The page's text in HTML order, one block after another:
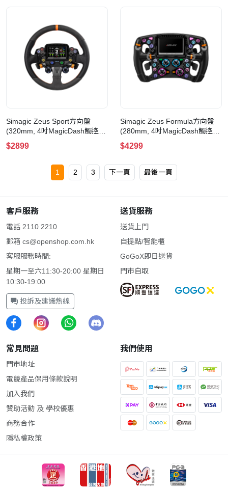
Simagic Zeus Sport方向盤
(320mm, 4吋MagicDash觸控屏,
Alpha Evo系列基座專用, 送
AirLink無線連接埠)
$2899
Simagic Zeus Formula方向盤
(280mm, 4吋MagicDash觸控屏,
Alpha Evo系列基座專用, 送
AirLink無線連接埠)
$4299
1 2 3 下一頁 最後一頁
客戶服務
電話 2110 2210
郵箱 cs@openshop.com.hk
客服服務時間:
星期一至六11:30-20:00 星期日
10:30-19:00
投訴及建議熱線
送貨服務
送貨上門
自提點/智能櫃
GoGoX即日送貨
門市自取
常見問題
門市地址
電競產品保用條款說明
加入我們
贊助活動 及 學校優惠
商務合作
隱私權政策
我們使用